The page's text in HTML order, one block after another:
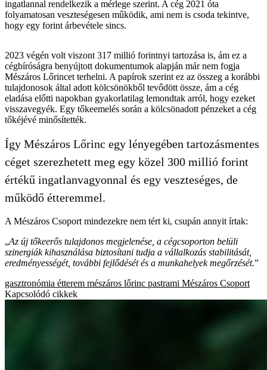
ingatlannal rendelkezik a mérlege szerint. A cég 2021 óta
folyamatosan veszteségesen működik, ami nem is csoda tekintve,
hogy egy forint árbevétele sincs.
2023 végén volt viszont 317 millió forintnyi tartozása is, ám ez a
cégbíróságra benyújtott dokumentumok alapján már nem fogja
Mészáros Lőrincet terhelni. A papírok szerint ez az összeg a korábbi
tulajdonosok által adott kölcsönökből tevődött össze, ám a cég
eladása előtti napokban gyakorlatilag lemondtak arról, hogy ezeket
visszavegyék. Egy tőkeemelés során a kölcsönadott pénzeket a cég
tőkéjévé minősítették.
Így Mészáros Lőrinc egy lényegében tartozásmentes
céget szerezhetett meg egy közel 300 millió forint
értékű ingatlanvagyonnal és egy veszteséges, de
működő étteremmel.
A Mészáros Csoport mindezekre nem tért ki, csupán annyit írtak:
„Az új tőkeerős tulajdonos megjelenése, a cégcsoporton belüli
szinergiák kihasználása biztosítani tudja a vállalkozás stabilitását,
eredményességét, további fejlődését és a munkahelyek megőrzését.”
gasztronómia étterem mészáros lőrinc pastrami Mészáros Csoport
Kapcsolódó cikkek